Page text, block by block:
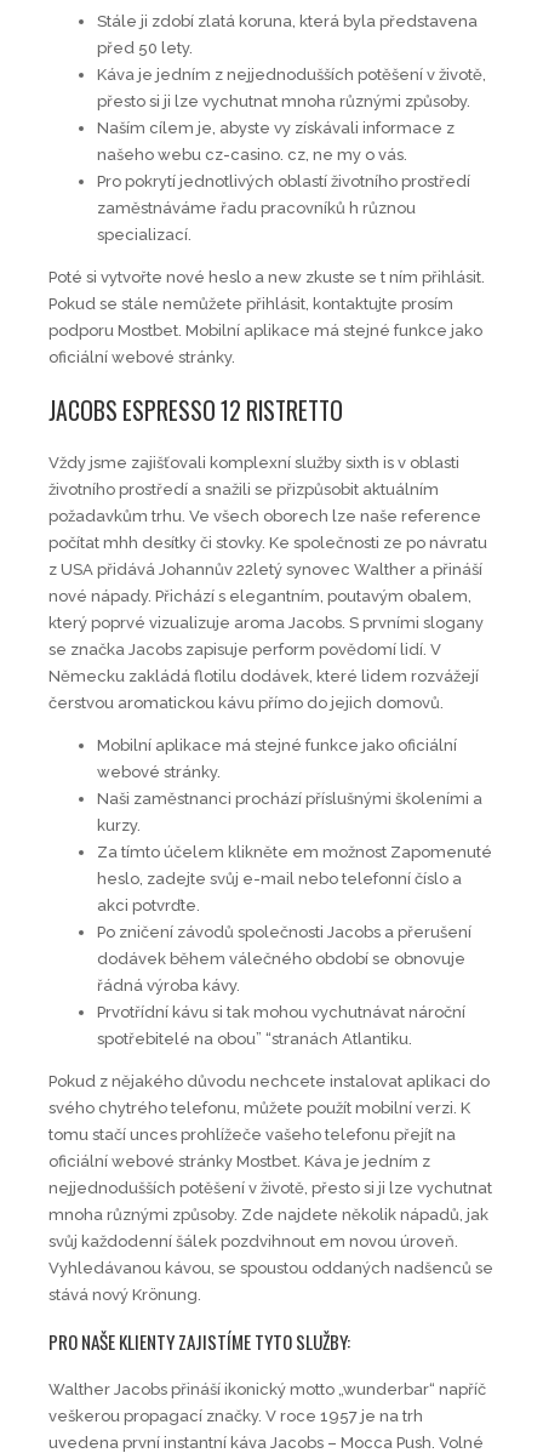
Stále ji zdobí zlatá koruna, která byla představena
před 50 lety.
Káva je jedním z nejjednodušších potěšení v životě,
přesto si ji lze vychutnat mnoha různými způsoby.
Naším cílem je, abyste vy získávali informace z
našeho webu cz-casino. cz, ne my o vás.
Pro pokrytí jednotlivých oblastí životního prostředí
zaměstnáváme řadu pracovníků h různou
specializací.
Poté si vytvořte nové heslo a new zkuste se t ním přihlásit.
Pokud se stále nemůžete přihlásit, kontaktujte prosím
podporu Mostbet. Mobilní aplikace má stejné funkce jako
oficiální webové stránky.
JACOBS ESPRESSO 12 RISTRETTO
Vždy jsme zajišťovali komplexní služby sixth is v oblasti
životního prostředí a snažili se přizpůsobit aktuálním
požadavkům trhu. Ve všech oborech lze naše reference
počítat mhh desítky či stovky. Ke společnosti ze po návratu
z USA přidává Johannův 22letý synovec Walther a přináší
nové nápady. Přichází s elegantním, poutavým obalem,
který poprvé vizualizuje aroma Jacobs. S prvními slogany
se značka Jacobs zapisuje perform povědomí lidí. V
Německu zakládá flotilu dodávek, které lidem rozvážejí
čerstvou aromatickou kávu přímo do jejich domovů.
Mobilní aplikace má stejné funkce jako oficiální
webové stránky.
Naši zaměstnanci prochází příslušnými školeními a
kurzy.
Za tímto účelem klikněte em možnost Zapomenuté
heslo, zadejte svůj e-mail nebo telefonní číslo a
akci potvrďte.
Po zničení závodů společnosti Jacobs a přerušení
dodávek během válečného období se obnovuje
řádná výroba kávy.
Prvotřídní kávu si tak mohou vychutnávat nároční
spotřebitelé na obou” “stranách Atlantiku.
Pokud z nějakého důvodu nechcete instalovat aplikaci do
svého chytrého telefonu, můžete použít mobilní verzi. K
tomu stačí unces prohlížeče vašeho telefonu přejít na
oficiální webové stránky Mostbet. Káva je jedním z
nejjednodušších potěšení v životě, přesto si ji lze vychutnat
mnoha různými způsoby. Zde najdete několik nápadů, jak
svůj každodenní šálek pozdvihnout em novou úroveň.
Vyhledávanou kávou, se spoustou oddaných nadšenců se
stává nový Krönung.
PRO NAŠE KLIENTY ZAJISTÍME TYTO SLUŽBY:
Walther Jacobs přináší ikonický motto „wunderbar“ napříč
veškerou propagací značky. V roce 1957 je na trh
uvedena první instantní káva Jacobs – Mocca Push. Volné